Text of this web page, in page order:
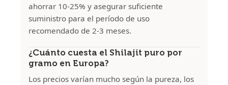
ahorrar 10-25% y asegurar suficiente
suministro para el período de uso
recomendado de 2-3 meses.
¿Cuánto cuesta el Shilajit puro por
gramo en Europa?
Los precios varían mucho según la pureza, los